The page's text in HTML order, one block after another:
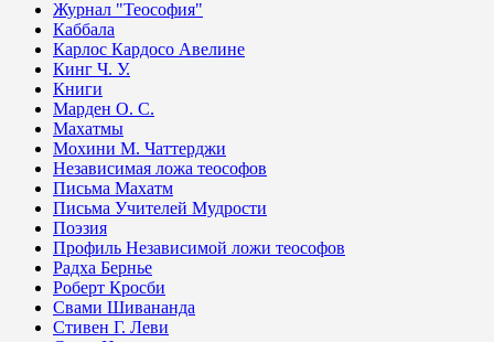
Журнал "Теософия"
Каббала
Карлос Кардосо Авелине
Кинг Ч. У.
Книги
Марден О. С.
Махатмы
Мохини М. Чаттерджи
Независимая ложа теософов
Письма Махатм
Письма Учителей Мудрости
Поэзия
Профиль Независимой ложи теософов
Радха Бернье
Роберт Кросби
Свами Шивананда
Стивен Г. Леви